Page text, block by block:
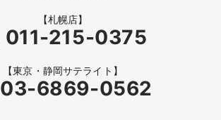
【札幌店】
011-215-0375
【東京・静岡サテライト】
03-6869-0562